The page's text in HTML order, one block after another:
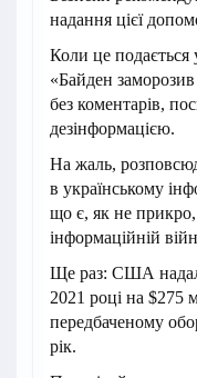
надання цієї
Коли це подається
«Байден
без коментарів,
дезінформацією.
На жаль,
в українському
що є, як не прикро,
інформаційній
Ще раз: США
2021 році на $275
передбаченому
рік.